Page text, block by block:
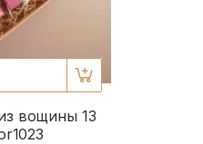
вощины 13